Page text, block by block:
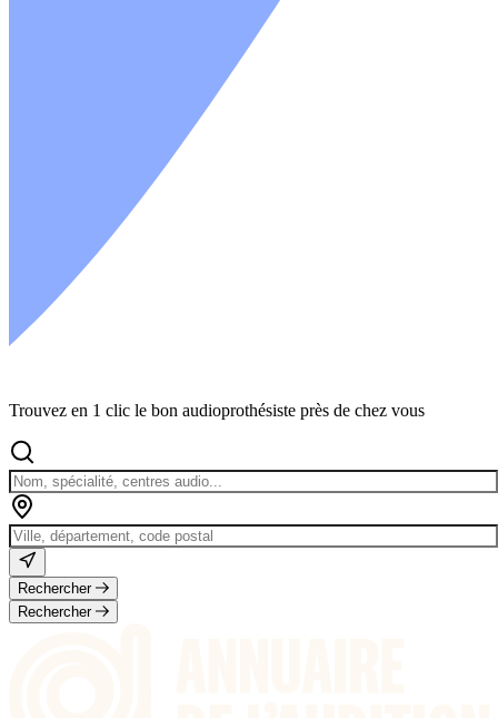
Trouvez en 1 clic le bon audioprothésiste près de chez vous
Rechercher
Rechercher